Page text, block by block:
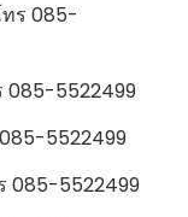
ร 085-
085-5522499
5522499
085-5522499